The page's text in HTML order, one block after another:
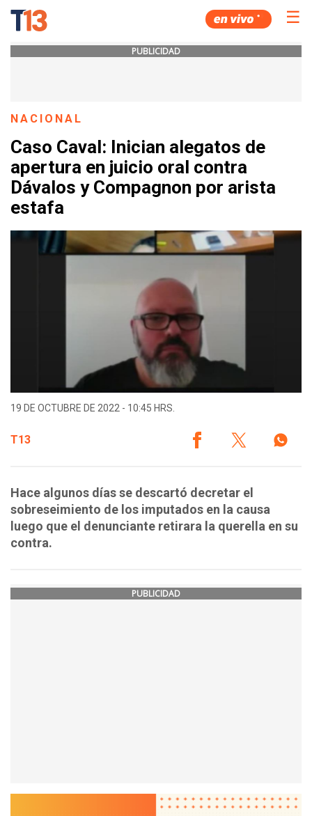
☰
PUBLICIDAD
NACIONAL
Caso Caval: Inician alegatos de
apertura en juicio oral contra
Dávalos y Compagnon por arista
estafa
19 DE OCTUBRE DE 2022 - 10:45 HRS.
T13
Hace algunos días se descartó decretar el
sobreseimiento de los imputados en la causa
luego que el denunciante retirara la querella en su
contra.
PUBLICIDAD